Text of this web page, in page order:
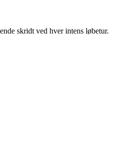
skridt ved hver intens løbetur.